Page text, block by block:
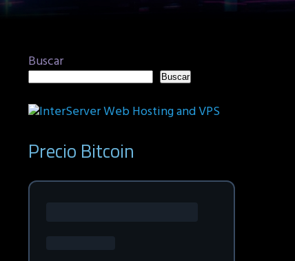
Buscar
Buscar
Precio Bitcoin